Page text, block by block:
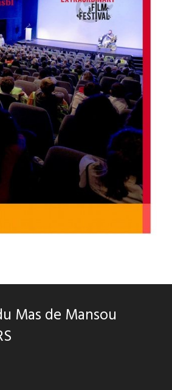
Mas de Mansou